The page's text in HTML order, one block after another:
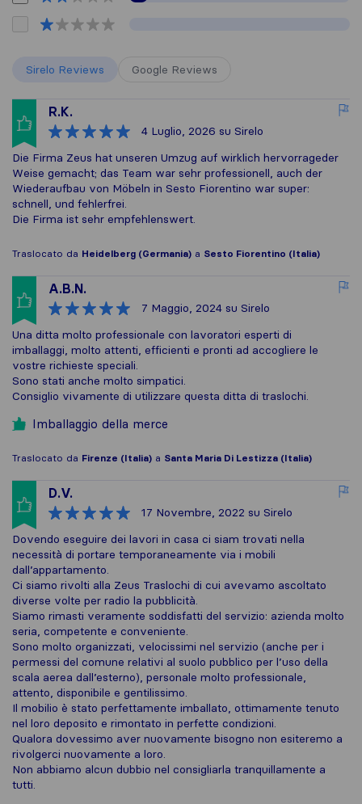
Sirelo Reviews Google Reviews
R.K.
4 Luglio, 2026 su Sirelo
Die Firma Zeus hat unseren Umzug auf wirklich hervorrageder
Weise gemacht; das Team war sehr professionell, auch der
Wiederaufbau von Möbeln in Sesto Fiorentino war super:
schnell, und fehlerfrei.
Die Firma ist sehr empfehlenswert.
Traslocato da Heidelberg (Germania) a Sesto Fiorentino (Italia)
A.B.N.
7 Maggio, 2024 su Sirelo
Una ditta molto professionale con lavoratori esperti di
imballaggi, molto attenti, efficienti e pronti ad accogliere le
vostre richieste speciali.
Sono stati anche molto simpatici.
Consiglio vivamente di utilizzare questa ditta di traslochi.
Imballaggio della merce
Traslocato da Firenze (Italia) a Santa Maria Di Lestizza (Italia)
D.V.
17 Novembre, 2022 su Sirelo
Dovendo eseguire dei lavori in casa ci siam trovati nella
necessità di portare temporaneamente via i mobili
dall’appartamento.
Ci siamo rivolti alla Zeus Traslochi di cui avevamo ascoltato
diverse volte per radio la pubblicità.
Siamo rimasti veramente soddisfatti del servizio: azienda molto
seria, competente e conveniente.
Sono molto organizzati, velocissimi nel servizio (anche per i
permessi del comune relativi al suolo pubblico per l’uso della
scala aerea dall’esterno), personale molto professionale,
attento, disponibile e gentilissimo.
Il mobilio è stato perfettamente imballato, ottimamente tenuto
nel loro deposito e rimontato in perfette condizioni.
Qualora dovessimo aver nuovamente bisogno non esiteremo a
rivolgerci nuovamente a loro.
Non abbiamo alcun dubbio nel consigliarla tranquillamente a
tutti.